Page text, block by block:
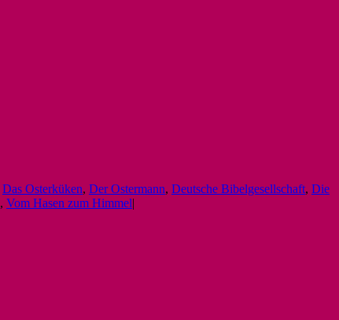
Das Osterküken, Der Ostermann, Deutsche Bibelgesellschaft, Die
, Vom Hasen zum Himmel|